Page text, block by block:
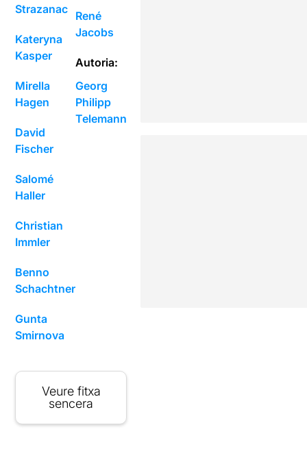
Strazanac
Kateryna
Kasper
Mirella
Hagen
David
Fischer
Salomé
Haller
Christian
Immler
Benno
Schachtner
Gunta
Smirnova
René
Jacobs
Autoria:
Georg
Philipp
Telemann
Veure fitxa
sencera